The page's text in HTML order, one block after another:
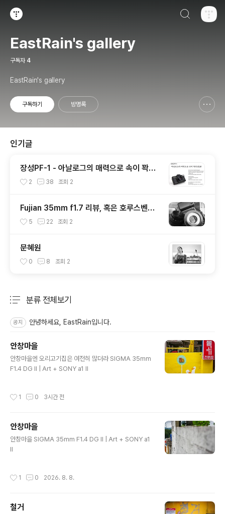
EastRain's gallery
구독자 4
EastRain's gallery
구독하기 방명록
인기글
장성PF-1 - 아날로그의 매력으로 속이 꽉찬
SLR
2 38 조회 2
Fujian 35mm f1.7 리뷰, 혹은 호루스벤누
35mm f1.7 리뷰
5 22 조회 2
문혜원
0 8 조회 2
분류 전체보기
공지 안녕하세요, EastRain입니다.
안창마을
안창마을엔 오리고기집은 여전히 많더라 SIGMA 35mm
F1.4 DG II | Art + SONY a1 II
1 0 3시간 전
안창마을
안창마을 SIGMA 35mm F1.4 DG II | Art + SONY a1
II
1 0 2026. 8. 8.
철거